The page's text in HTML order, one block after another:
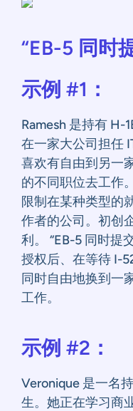
“EB-5 同时
示例 #1：
Ramesh 是持有 H-
在一家大公司担任
喜欢有自由到另一
的不同职位去工作
限制在某种类型的
作者的公司。初创
利。 “EB-5 同时提
授权后、在等待 I-
同时自由地换到一
工作。
示例 #2：
Veronique 是一名
生。她正在学习商